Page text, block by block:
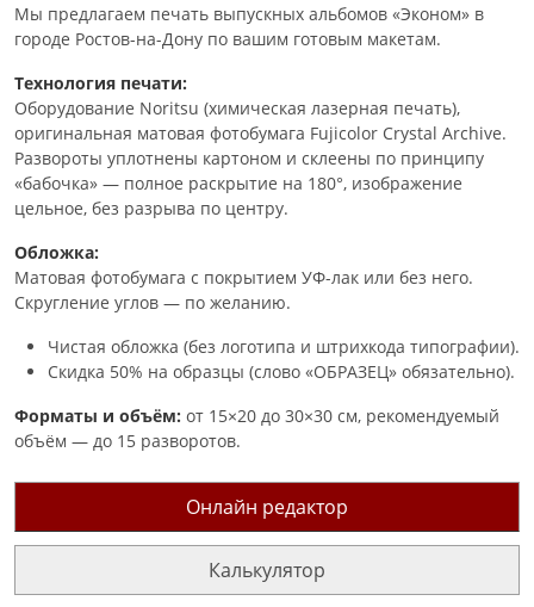
Мы предлагаем печать выпускных альбомов «Эконом» в
городе Ростов-на-Дону по вашим готовым макетам.
Технология печати:
Оборудование Noritsu (химическая лазерная печать),
оригинальная матовая фотобумага Fujicolor Crystal Archive.
Развороты уплотнены картоном и склеены по принципу
«бабочка» — полное раскрытие на 180°, изображение
цельное, без разрыва по центру.
Обложка:
Матовая фотобумага с покрытием УФ-лак или без него.
Скругление углов — по желанию.
Чистая обложка (без логотипа и штрихкода типографии).
Скидка 50% на образцы (слово «ОБРАЗЕЦ» обязательно).
Форматы и объём: от 15×20 до 30×30 см, рекомендуемый
объём — до 15 разворотов.
Онлайн редактор
Калькулятор